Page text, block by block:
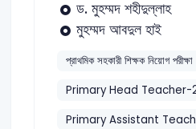
ড. মুহম্মদ শহীদুল্লাহ
মুহম্মদ আবদুল হাই
প্রাথমিক সহকারী শিক্ষক নিয়োগ পরীক্ষা
Primary Head Teacher-
Primary Assistant